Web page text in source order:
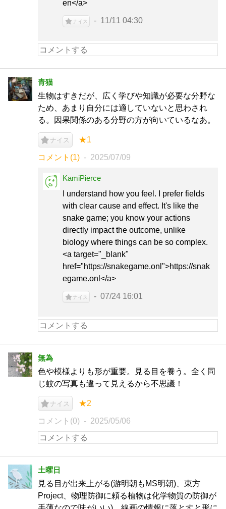
en</a>
ナイス 11/11 04:30
青猫
生物はすきだが、広く学びや知識が必要な分野な
ため、あまり自分には適していないと思わされ
る。因果関係のある分野の方が向いているなあ。
ナイス ★1
コメント(1) 2025/07/09
KamiPierce
I understand how you feel. I prefer fields
with clear cause and effect. It's like the
snake game; you know your actions
directly impact the outcome, unlike
biology where things can be so complex.
<a target="_blank"
href="https://snakegame.onl">https://snak
egame.onl</a>
ナイス 07/24 16:01
無為
色や模様よりも形が重要。見る目を養う。全く同
じ蚊の写真も違って見えるから不思議！
ナイス ★2
コメント(0) 2025/05/06
土曜日
見る目が出来上がる(游明朝もMS明朝)、東方
Project、物理防御に頼る植物は化学物質の防御が